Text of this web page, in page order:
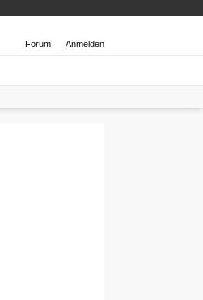
Forum Anmelden